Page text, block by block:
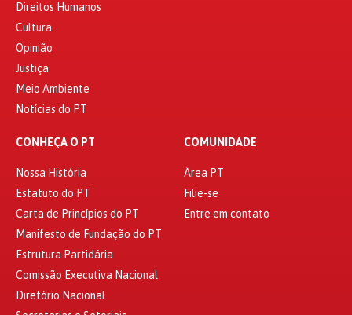
Direitos Humanos
Cultura
Opinião
Justiça
Meio Ambiente
Notícias do PT
CONHEÇA O PT
Nossa História
Estatuto do PT
Carta de Princípios do PT
Manifesto de Fundação do PT
Estrutura Partidária
Comissão Executiva Nacional
Diretório Nacional
COMUNIDADE
Área PT
Filie-se
Entre em contato